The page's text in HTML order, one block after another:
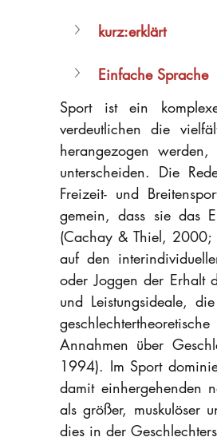
kurz:erklärt
Einfache Sprache
Sport ist ein
verdeutlichen die
herangezogen
unterscheiden. Die
Freizeit- und
gemein, dass sie das
(Cachay & Thiel, 2000;
auf den
oder Joggen der Erhalt
und Leistungsideale,
Annahmen über
1994). Im Sport
damit einhergehenden
als größer, muskulöser
dies in der